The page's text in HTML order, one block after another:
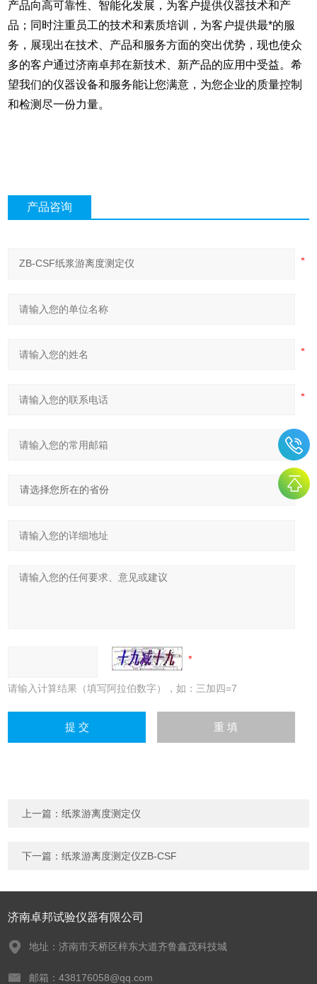
产品向高可靠性、智能化发展，为客户提供仪器技术和产
品；同时注重员工的技术和素质培训，为客户提供最*的服
务，展现出在技术、产品和服务方面的突出优势，现也使众
多的客户通过济南卓邦在新技术、新产品的应用中受益。希
望我们的仪器设备和服务能让您满意，为您企业的质量控制
和检测尽一份力量。
产品咨询
请输入计算结果（填写阿拉伯数字），如：三加四=7
上一篇：纸浆游离度测定仪
下一篇：纸浆游离度测定仪ZB-CSF
济南卓邦试验仪器有限公司
地址：济南市天桥区梓东大道齐鲁鑫茂科技城
邮箱：438176058@qq.com